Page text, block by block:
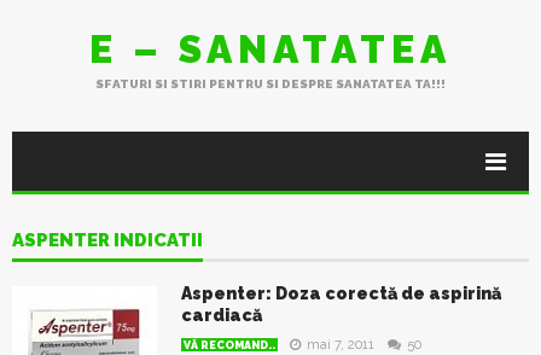
E – SANATATEA
SFATURI SI STIRI PENTRU SI DESPRE SANATATEA TA!!!
ASPENTER INDICATII
Aspenter: Doza corectă de aspirină
cardiacă
VĂ RECOMAND.. mai 7, 2011 50